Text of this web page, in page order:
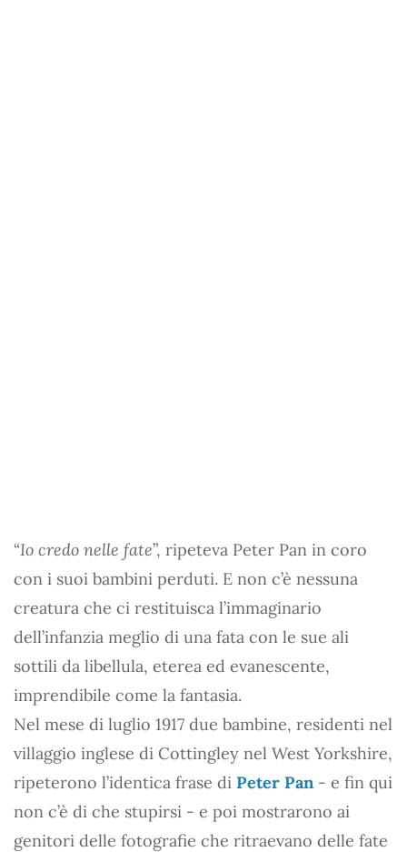
“Io credo nelle fate”, ripeteva Peter Pan in coro
con i suoi bambini perduti. E non c’è nessuna
creatura che ci restituisca l’immaginario
dell’infanzia meglio di una fata con le sue ali
sottili da libellula, eterea ed evanescente,
imprendibile come la fantasia.
Nel mese di luglio 1917 due bambine, residenti nel
villaggio inglese di Cottingley nel West Yorkshire,
ripeterono l’identica frase di Peter Pan- e fin qui
non c’è di che stupirsi - e poi mostrarono ai
genitori delle fotografie che ritraevano delle fate